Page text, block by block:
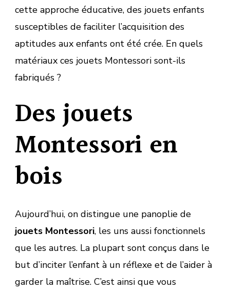
cette approche éducative, des jouets enfants
susceptibles de faciliter l’acquisition des
aptitudes aux enfants ont été crée. En quels
matériaux ces jouets Montessori sont-ils
fabriqués ?
Des jouets
Montessori en
bois
Aujourd’hui, on distingue une panoplie de
jouets Montessori, les uns aussi fonctionnels
que les autres. La plupart sont conçus dans le
but d’inciter l’enfant à un réflexe et de l’aider à
garder la maîtrise. C’est ainsi que vous